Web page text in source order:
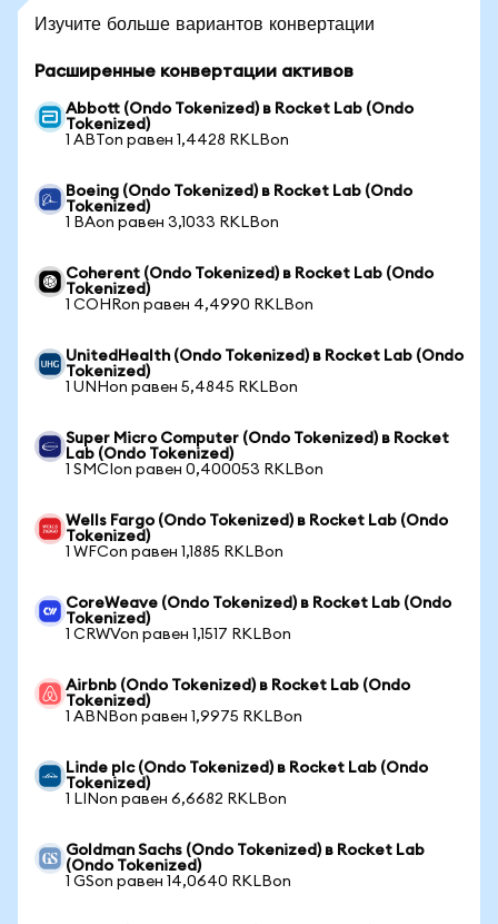
Изучите больше вариантов конвертации
Расширенные конвертации активов
Abbott (Ondo Tokenized) в Rocket Lab (Ondo
Tokenized)
1 ABTon равен 1,4428 RKLBon
Boeing (Ondo Tokenized) в Rocket Lab (Ondo
Tokenized)
1 BAon равен 3,1033 RKLBon
Coherent (Ondo Tokenized) в Rocket Lab (Ondo
Tokenized)
1 COHRon равен 4,4990 RKLBon
UnitedHealth (Ondo Tokenized) в Rocket Lab (Ondo
Tokenized)
1 UNHon равен 5,4845 RKLBon
Super Micro Computer (Ondo Tokenized) в Rocket
Lab (Ondo Tokenized)
1 SMCIon равен 0,400053 RKLBon
Wells Fargo (Ondo Tokenized) в Rocket Lab (Ondo
Tokenized)
1 WFCon равен 1,1885 RKLBon
CoreWeave (Ondo Tokenized) в Rocket Lab (Ondo
Tokenized)
1 CRWVon равен 1,1517 RKLBon
Airbnb (Ondo Tokenized) в Rocket Lab (Ondo
Tokenized)
1 ABNBon равен 1,9975 RKLBon
Linde plc (Ondo Tokenized) в Rocket Lab (Ondo
Tokenized)
1 LINon равен 6,6682 RKLBon
Goldman Sachs (Ondo Tokenized) в Rocket Lab
(Ondo Tokenized)
1 GSon равен 14,0640 RKLBon